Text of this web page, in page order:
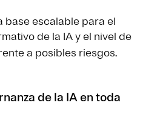
base escalable para el
de la IA y el nivel de
a posibles riesgos.
de la IA en toda